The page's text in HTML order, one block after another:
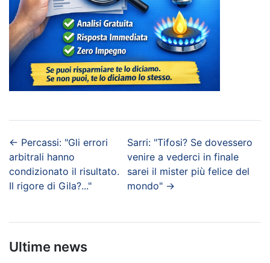
← Percassi: "Gli errori
arbitrali hanno
condizionato il risultato.
Il rigore di Gila?..."
Sarri: "Tifosi? Se dovessero
venire a vederci in finale
sarei il mister più felice del
mondo"→
Ultime news